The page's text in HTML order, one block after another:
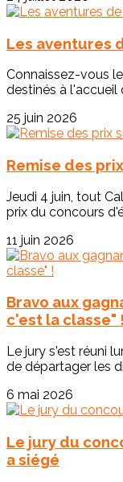
Les aventures
Connaissez-vous
destinés à l'accueil
25 juin 2026
Remise des
Jeudi 4 juin, tout
prix du concours
11 juin 2026
Bravo aux
c'est la classe" !
Le jury s'est réuni
de départager les
6 mai 2026
Le jury du
a siégé